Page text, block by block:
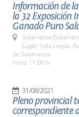
Información de
la 32 Exposición
Ganado Puro
Salamanca
Lugar: Sala Lonjas.
de Salamanca
Hora: 11:00 h.
31/08/2021
Pleno provincial
correspondiente